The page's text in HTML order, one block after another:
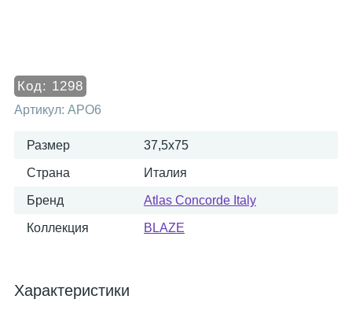
Код: 1298
Артикул: APO6
Размер 37,5x75
Страна Италия
Бренд Atlas Concorde Italy
Коллекция BLAZE
Характеристики